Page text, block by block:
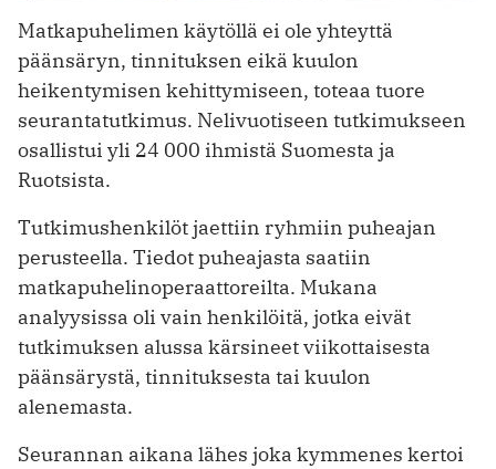
Matkapuhelimen käytöllä ei ole yhteyttä
päänsäryn, tinnituksen eikä kuulon
heikentymisen kehittymiseen, toteaa tuore
seurantatutkimus. Nelivuotiseen tutkimukseen
osallistui yli 24 000 ihmistä Suomesta ja
Ruotsista.
Tutkimushenkilöt jaettiin ryhmiin puheajan
perusteella. Tiedot puheajasta saatiin
matkapuhelinoperaattoreilta. Mukana
analyysissa oli vain henkilöitä, jotka eivät
tutkimuksen alussa kärsineet viikottaisesta
päänsärystä, tinnituksesta tai kuulon
alenemasta.
Seurannan aikana lähes joka kymmenes kertoi